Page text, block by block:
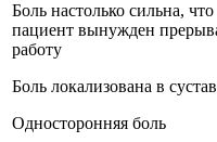
Боль настолько сильна, что
пациент вынужден
работу
Боль локализована в
Односторонняя боль